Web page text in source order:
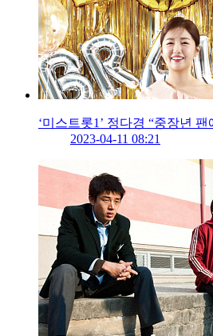
‘미스트롯1’ 정다경 “중장년
2023-04-11 08:21